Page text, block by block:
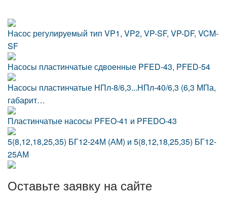
Насос регулируемый тип VP1, VP2, VP-SF, VP-DF, VCM-
SF
Насосы пластинчатые сдвоенные PFED-43, PFED-54
Насосы пластинчатые НПл-8/6,3...НПл-40/6,3 (6,3 МПа,
габарит…
Пластинчатые насосы PFEO-41 и PFEDO-43
5(8,12,18,25,35) БГ12-24М (АМ) и 5(8,12,18,25,35) БГ12-
25АМ
Оставьте заявку на сайте